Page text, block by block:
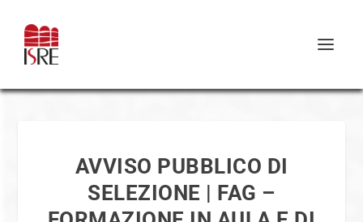
AVVISO PUBBLICO DI
SELEZIONE | FAG –